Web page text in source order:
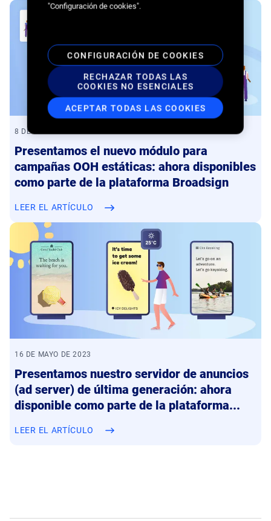
8 DE JUNIO DE 2023
Presentamos el nuevo módulo para
campañas OOH estáticas: ahora disponibles
como parte de la plataforma Broadsign
LEER EL ARTÍCULO
16 DE MAYO DE 2023
Presentamos nuestro servidor de anuncios
(ad server) de última generación: ahora
disponible como parte de la plataforma...
LEER EL ARTÍCULO
"Configuración de cookies".
CONFIGURACIÓN DE COOKIES
RECHAZAR TODAS LAS
COOKIES NO ESENCIALES
ACEPTAR TODAS LAS COOKIES